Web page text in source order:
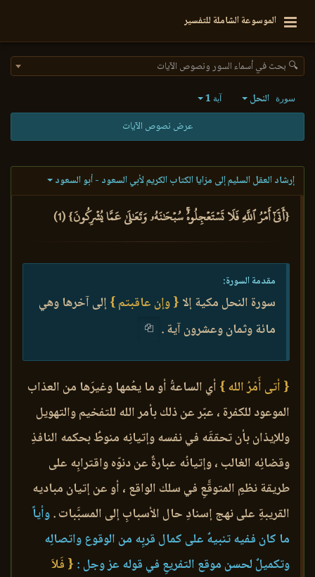
الموسوعة الشاملة للتفسير
🔍 بحث في أسماء السور ونصوص الآيات
سورة النحل آية 1
عرض نصوص الآيات
إرشاد العقل السليم إلى مزايا الكتاب الكريم لأبي السعود - أبو السعود
{أَتَىٰٓ أَمۡرُ ٱللَّهِ فَلَا تَسۡتَعۡجِلُوهُۚ سُبۡحَٰنَهُۥ وَتَعَٰلَىٰ عَمَّا يُشۡرِكُونَ} (1)
مقدمة السورة:
سورة النحل مكية إلا { وإن عاقبتم }إلى آخرها وهي
مائة وثمان وعشرون آية .
{ أتى أَمْرُ الله } أي الساعةُ أو ما يعُمها وغيرَها من العذاب
الموعود للكفرة ، عبّر عن ذلك بأمر الله للتفخيم والتهويل
وللإيذان بأن تحققَه في نفسه وإتيانِه منوطٌ بحكمه النافذِ
وقضائِه الغالب ، وإتيانُه عبارةٌ عن دنوّه واقترابِه على
طريقة نظمِ المتوقَّعِ في سلك الواقع ، أو عن إتيان مباديه
القريبةِ على نهج إسنادِ حال الأسبابِ إلى المسبَّبات .وأياً
ما كان ففيه تنبيهٌ على كمال قربِه من الوقوع واتصالِه
وتكميلٌ لحسن موقع التفريعِ في قوله عز وجل : { فَلاَ